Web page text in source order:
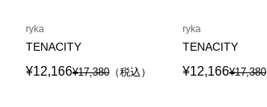
ryka
TENACITY
¥12,166¥17,380 （税込）
ryka
TENACITY
¥12,166¥17,380